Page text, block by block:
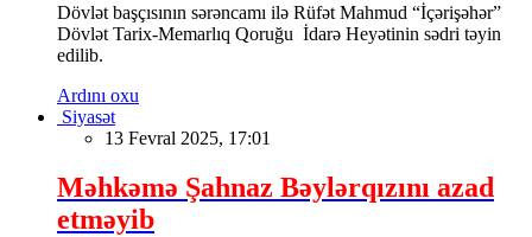
Dövlət başçısının sərəncamı ilə Rüfət Mahmud “İçərişəhər”
Dövlət Tarix-Memarlıq Qoruğu İdarə Heyətinin sədri təyin
edilib.
Ardını oxu
Siyasət
13 Fevral 2025, 17:01
Məhkəmə Şahnaz Bəylərqızını azad
etməyib